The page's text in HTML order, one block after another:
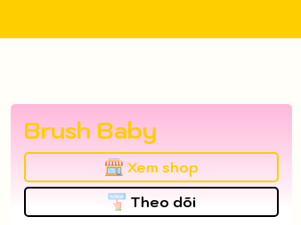
Brush Baby
Xem shop
Theo dõi